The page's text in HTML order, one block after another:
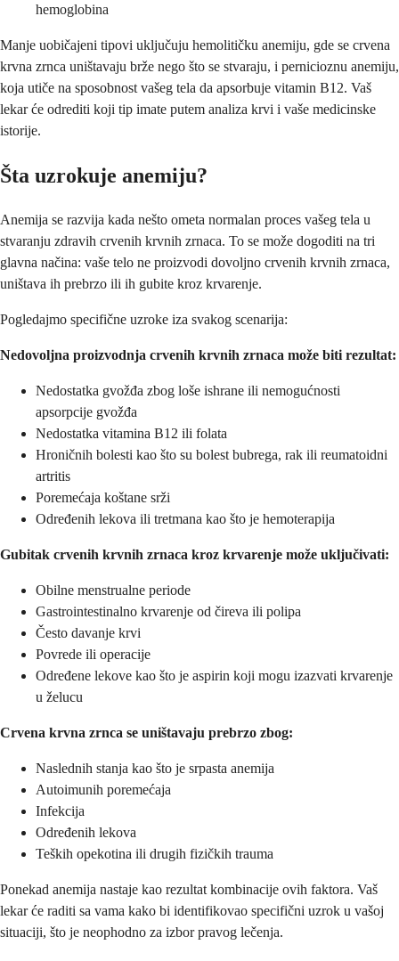
hemoglobina
Manje uobičajeni tipovi uključuju hemolitičku anemiju, gde se crvena
krvna zrnca uništavaju brže nego što se stvaraju, i pernicioznu anemiju,
koja utiče na sposobnost vašeg tela da apsorbuje vitamin B12. Vaš
lekar će odrediti koji tip imate putem analiza krvi i vaše medicinske
istorije.
Šta uzrokuje anemiju?
Anemija se razvija kada nešto ometa normalan proces vašeg tela u
stvaranju zdravih crvenih krvnih zrnaca. To se može dogoditi na tri
glavna načina: vaše telo ne proizvodi dovoljno crvenih krvnih zrnaca,
uništava ih prebrzo ili ih gubite kroz krvarenje.
Pogledajmo specifične uzroke iza svakog scenarija:
Nedovoljna proizvodnja crvenih krvnih zrnaca može biti rezultat:
Nedostatka gvožđa zbog loše ishrane ili nemogućnosti
apsorpcije gvožđa
Nedostatka vitamina B12 ili folata
Hroničnih bolesti kao što su bolest bubrega, rak ili reumatoidni
artritis
Poremećaja koštane srži
Određenih lekova ili tretmana kao što je hemoterapija
Gubitak crvenih krvnih zrnaca kroz krvarenje može uključivati:
Obilne menstrualne periode
Gastrointestinalno krvarenje od čireva ili polipa
Često davanje krvi
Povrede ili operacije
Određene lekove kao što je aspirin koji mogu izazvati krvarenje
u želucu
Crvena krvna zrnca se uništavaju prebrzo zbog:
Naslednih stanja kao što je srpasta anemija
Autoimunih poremećaja
Infekcija
Određenih lekova
Teških opekotina ili drugih fizičkih trauma
Ponekad anemija nastaje kao rezultat kombinacije ovih faktora. Vaš
lekar će raditi sa vama kako bi identifikovao specifični uzrok u vašoj
situaciji, što je neophodno za izbor pravog lečenja.